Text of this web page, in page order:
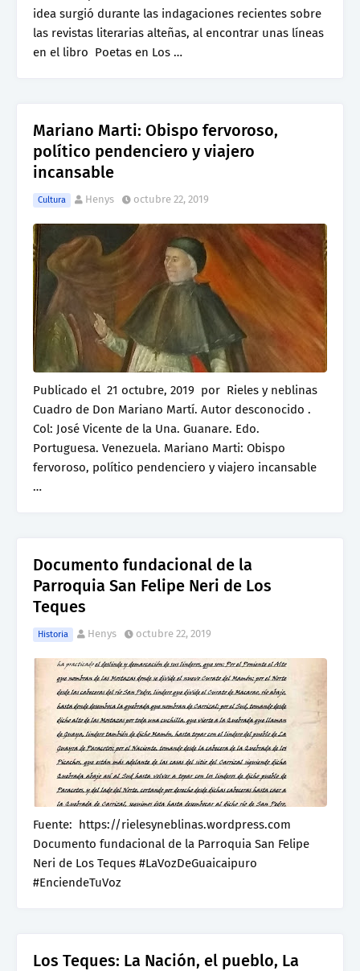
idea surgió durante las indagaciones recientes sobre
las revistas literarias alteñas, al encontrar unas líneas
en el libro Poetas en Los …
Mariano Marti: Obispo fervoroso,
político pendenciero y viajero
incansable
Cultura Henys octubre 22, 2019
Publicado el 21 octubre, 2019 por Rieles y neblinas
Cuadro de Don Mariano Martí. Autor desconocido .
Col: José Vicente de la Una. Guanare. Edo.
Portuguesa. Venezuela. Mariano Marti: Obispo
fervoroso, político pendenciero y viajero incansable
…
Documento fundacional de la
Parroquia San Felipe Neri de Los
Teques
Historia Henys octubre 22, 2019
Fuente: https://rielesyneblinas.wordpress.com
Documento fundacional de la Parroquia San Felipe
Neri de Los Teques #LaVozDeGuaicaipuro
#EnciendeTuVoz
Los Teques: La Nación, el pueblo, La